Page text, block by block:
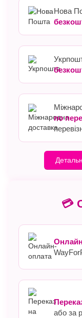
Нова
по
💳
або за